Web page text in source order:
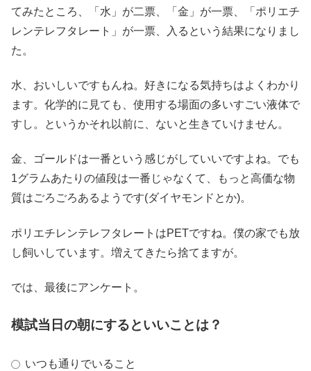
てみたところ、「水」が二票、「金」が一票、「ポリエチ
レンテレフタレート」が一票、入るという結果になりまし
た。
水、おいしいですもんね。好きになる気持ちはよくわかり
ます。化学的に見ても、使用する場面の多いすごい液体で
すし。というかそれ以前に、ないと生きていけません。
金、ゴールドは一番という感じがしていいですよね。でも
1グラムあたりの値段は一番じゃなくて、もっと高価な物
質はごろごろあるようです(ダイヤモンドとか)。
ポリエチレンテレフタレートはPETですね。僕の家でも放
し飼いしています。増えてきたら捨てますが。
では、最後にアンケート。
模試当日の朝にするといいことは？
いつも通りでいること